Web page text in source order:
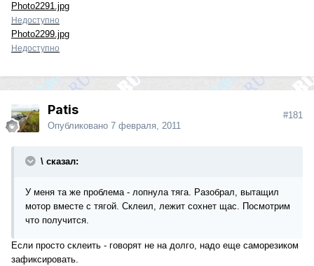
Photo2291.jpg
Недоступно
Photo2299.jpg
Недоступно
Patis
Опубликовано 7 февраля, 2011
#181
\ сказал:
У меня та же проблема - лопнула тяга. Разобрал, вытащил
мотор вместе с тягой. Склеил, лежит сохнет щас. Посмотрим
что получится.
Если просто склеить - говорят не на долго, надо еще саморезиком
зафиксировать.